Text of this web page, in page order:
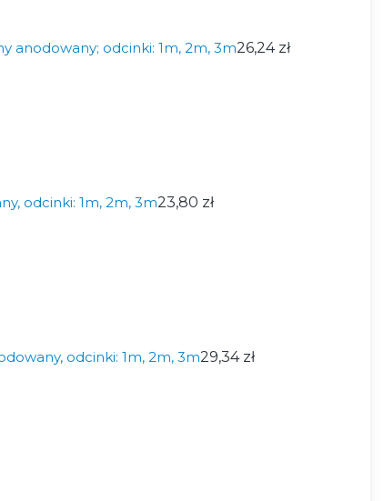
anodowany; odcinki: 1m, 2m, 3m26,24 zł
odcinki: 1m, 2m, 3m23,80 zł
odcinki: 1m, 2m, 3m29,34 zł